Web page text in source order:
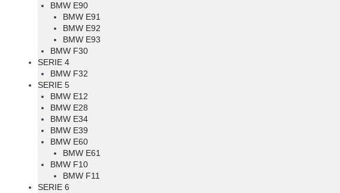
BMW E90
BMW E91
BMW E92
BMW E93
BMW F30
SERIE 4
BMW F32
SERIE 5
BMW E12
BMW E28
BMW E34
BMW E39
BMW E60
BMW E61
BMW F10
BMW F11
SERIE 6